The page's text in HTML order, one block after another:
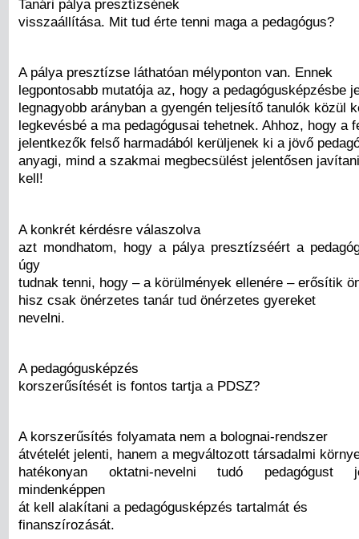
Tanári pálya presztízsének
visszaállítása. Mit tud érte tenni maga a pedagógus?
A pálya presztízse láthatóan mélyponton van. Ennek
legpontosabb mutatója az, hogy a pedagógusképzésbe
legnagyobb arányban a gyengén teljesítő tanulók közül
legkevésbé a ma pedagógusai tehetnek. Ahhoz, hogy a
jelentkezők felső harmadából kerüljenek ki a jövő
anyagi, mind a szakmai megbecsülést jelentősen javítani
kell!
A konkrét kérdésre válaszolva
azt mondhatom, hogy a pálya presztízséért a
úgy
tudnak tenni, hogy – a körülmények ellenére – erősítik
hisz csak önérzetes tanár tud önérzetes gyereket
nevelni.
A pedagógusképzés
korszerűsítését is fontos tartja a PDSZ?
A korszerűsítés folyamata nem a bolognai-rendszer
átvételét jelenti, hanem a megváltozott társadalmi
hatékonyan oktatni-nevelni tudó pedagógust
mindenképpen
át kell alakítani a pedagógusképzés tartalmát és
finanszírozását.